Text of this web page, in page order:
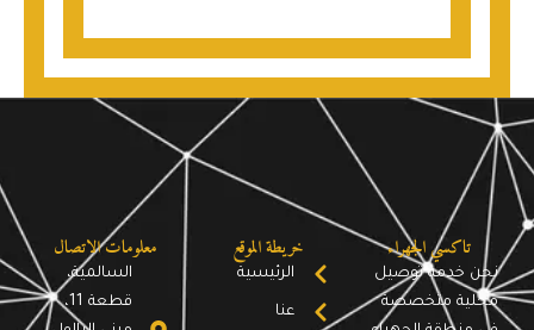
تاكسي الجهراء
نحن خدمة توصيل
محلية متخصصة
خريطة الموقع
الرئيسية
عنا
معلومات الاتصال
السالمية،
قطعة 11،